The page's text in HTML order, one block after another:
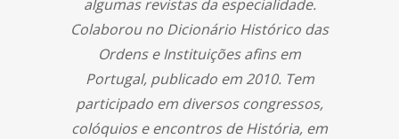
algumas revistas da especialidade.
Colaborou no Dicionário Histórico das
Ordens e Instituições afins em
Portugal, publicado em 2010. Tem
participado em diversos congressos,
colóquios e encontros de História, em